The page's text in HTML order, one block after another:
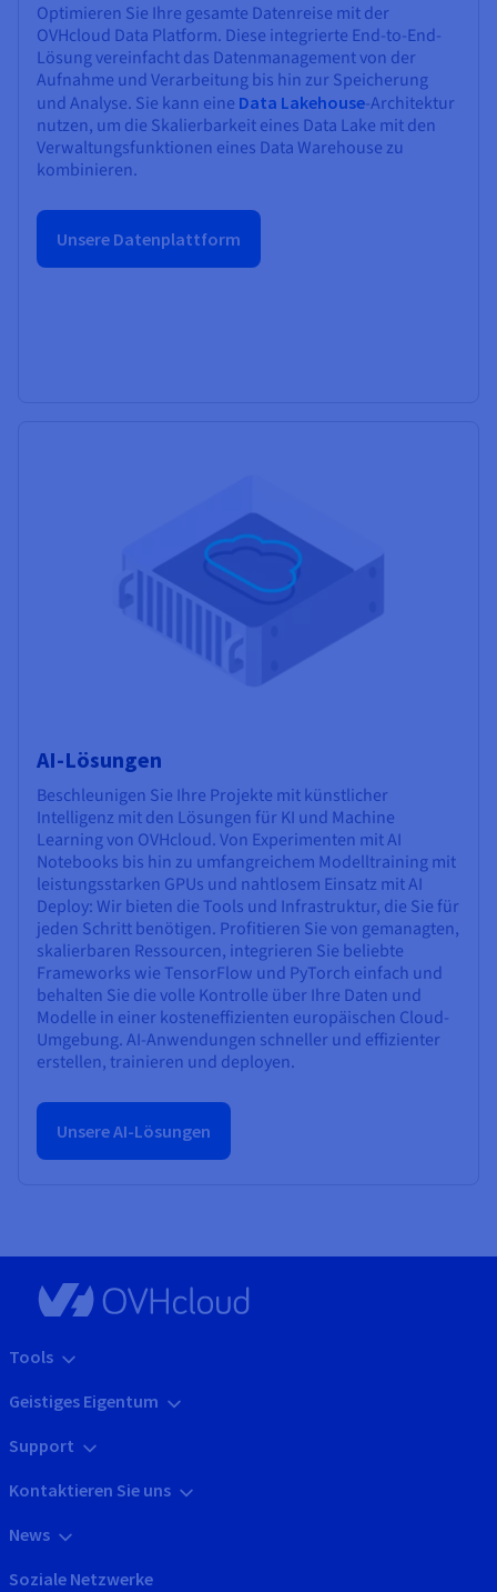
Optimieren Sie Ihre gesamte Datenreise mit der
OVHcloud Data Platform. Diese integrierte End-to-End-
Lösung vereinfacht das Datenmanagement von der
Aufnahme und Verarbeitung bis hin zur Speicherung
und Analyse. Sie kann eine Data Lakehouse-Architektur
nutzen, um die Skalierbarkeit eines Data Lake mit den
Verwaltungsfunktionen eines Data Warehouse zu
kombinieren.
Unsere Datenplattform
AI-Lösungen
Beschleunigen Sie Ihre Projekte mit künstlicher
Intelligenz mit den Lösungen für KI und Machine
Learning von OVHcloud. Von Experimenten mit AI
Notebooks bis hin zu umfangreichem Modelltraining mit
leistungsstarken GPUs und nahtlosem Einsatz mit AI
Deploy: Wir bieten die Tools und Infrastruktur, die Sie für
jeden Schritt benötigen. Profitieren Sie von gemanagten,
skalierbaren Ressourcen, integrieren Sie beliebte
Frameworks wie TensorFlow und PyTorch einfach und
behalten Sie die volle Kontrolle über Ihre Daten und
Modelle in einer kosteneffizienten europäischen Cloud-
Umgebung. AI-Anwendungen schneller und effizienter
erstellen, trainieren und deployen.
Unsere AI-Lösungen
Tools
Geistiges Eigentum
Support
Kontaktieren Sie uns
News
Soziale Netzwerke